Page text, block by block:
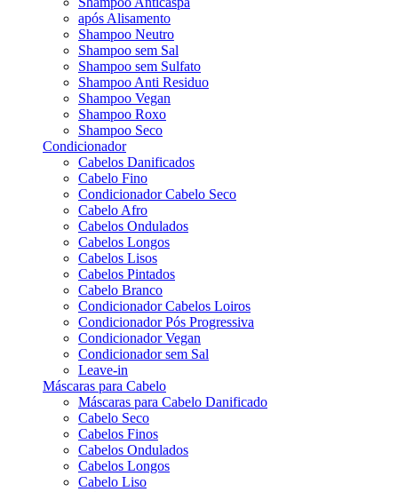
após Alisamento
Shampoo Neutro
Shampoo sem Sal
Shampoo sem Sulfato
Shampoo Anti Residuo
Shampoo Vegan
Shampoo Roxo
Shampoo Seco
Condicionador
Cabelos Danificados
Cabelo Fino
Condicionador Cabelo Seco
Cabelo Afro
Cabelos Ondulados
Cabelos Longos
Cabelos Lisos
Cabelos Pintados
Cabelo Branco
Condicionador Cabelos Loiros
Condicionador Pós Progressiva
Condicionador Vegan
Condicionador sem Sal
Leave-in
Máscaras para Cabelo
Máscaras para Cabelo Danificado
Cabelo Seco
Cabelos Finos
Cabelos Ondulados
Cabelos Longos
Cabelo Liso